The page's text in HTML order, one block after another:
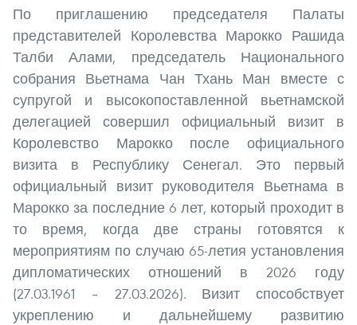
По приглашению председателя Палаты
представителей Королевства Марокко Рашида
Талби Алами, председатель Национального
собрания Вьетнама Чан Тхань Ман вместе с
супругой и высокопоставленной вьетнамской
делегацией совершил официальный визит в
Королевство Марокко после официального
визита в Республику Сенегал. Это первый
официальный визит руководителя Вьетнама в
Марокко за последние 6 лет, который проходит в
то время, когда две страны готовятся к
мероприятиям по случаю 65-летия установления
дипломатических отношений в 2026 году
(27.03.1961 – 27.03.2026). Визит способствует
укреплению и дальнейшему развитию